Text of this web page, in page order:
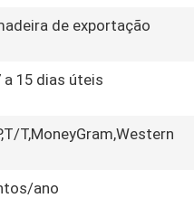
de exportação
15 dias úteis
T,MoneyGram,Western
ano